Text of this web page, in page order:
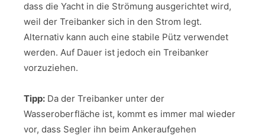
dass die Yacht in die Strömung ausgerichtet wird,
weil der Treibanker sich in den Strom legt.
Alternativ kann auch eine stabile Pütz verwendet
werden. Auf Dauer ist jedoch ein Treibanker
vorzuziehen.
Tipp: Da der Treibanker unter der
Wasseroberfläche ist, kommt es immer mal wieder
vor, dass Segler ihn beim Ankeraufgehen